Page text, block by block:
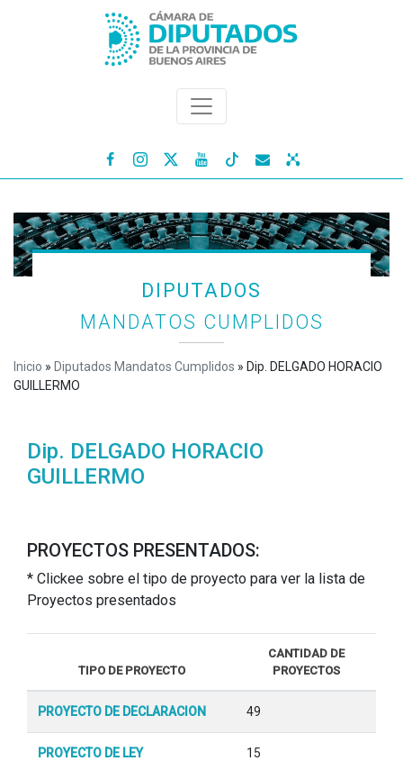
   
DIPUTADOS
MANDATOS CUMPLIDOS
Inicio » Diputados Mandatos Cumplidos » Dip. DELGADO HORACIO
GUILLERMO
Dip. DELGADO HORACIO
GUILLERMO
PROYECTOS PRESENTADOS:
* Clickee sobre el tipo de proyecto para ver la lista de
Proyectos presentados
TIPO DE PROYECTO
CANTIDAD DE
PROYECTOS
PROYECTO DE DECLARACION 49
PROYECTO DE LEY 15